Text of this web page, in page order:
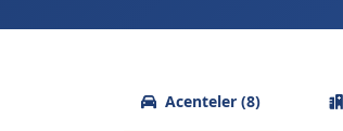
Acenteler (8)